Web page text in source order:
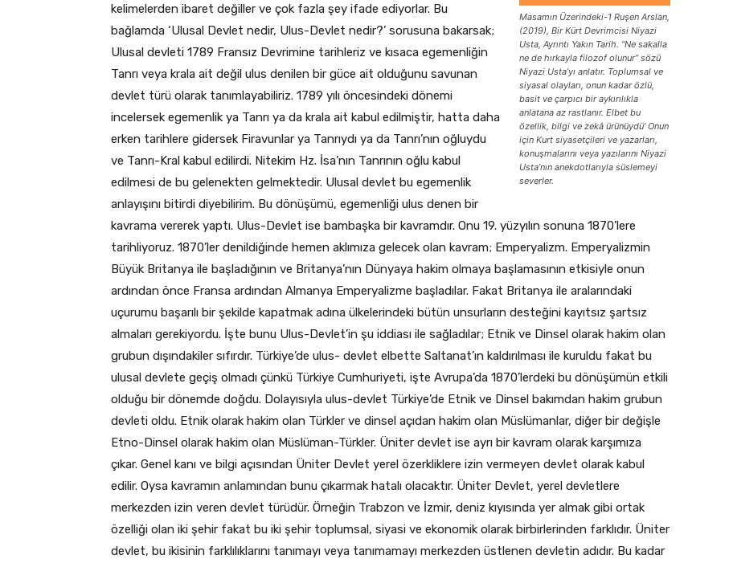
Masamın Üzerindeki-1 Ruşen Arslan,
(2019), Bir Kürt Devrimcisi Niyazi
Usta, Ayrıntı Yakın Tarih. “Ne sakalla
ne de hırkayla filozof olunur” sözü
Niyazi Usta’yı anlatır. Toplumsal ve
siyasal olayları, onun kadar özlü,
basit ve çarpıcı bir aykırılıkla
anlatana az rastlanır. Elbet bu
özellik, bilgi ve zekâ ürünüydü’ Onun
için Kurt siyasetçileri ve yazarları,
konuşmalarını veya yazılarını Niyazi
Usta’nın anekdotlarıyla süslemeyi
severler.
kelimelerden ibaret değiller ve çok fazla şey ifade ediyorlar. Bu
bağlamda ‘Ulusal Devlet nedir, Ulus-Devlet nedir?’ sorusuna bakarsak;
Ulusal devleti 1789 Fransız Devrimine tarihleriz ve kısaca egemenliğin
Tanrı veya krala ait değil ulus denilen bir güce ait olduğunu savunan
devlet türü olarak tanımlayabiliriz. 1789 yılı öncesindeki dönemi
incelersek egemenlik ya Tanrı ya da krala ait kabul edilmiştir, hatta daha
erken tarihlere gidersek Firavunlar ya Tanrıydı ya da Tanrı’nın oğluydu
ve Tanrı-Kral kabul edilirdi. Nitekim Hz. İsa’nın Tanrının oğlu kabul
edilmesi de bu gelenekten gelmektedir. Ulusal devlet bu egemenlik
anlayışını bitirdi diyebilirim. Bu dönüşümü, egemenliği ulus denen bir
kavrama vererek yaptı. Ulus-Devlet ise bambaşka bir kavramdır. Onu 19. yüzyılın sonuna 1870’lere
tarihliyoruz. 1870’ler denildiğinde hemen aklımıza gelecek olan kavram; Emperyalizm. Emperyalizmin
Büyük Britanya ile başladığının ve Britanya’nın Dünyaya hakim olmaya başlamasının etkisiyle onun
ardından önce Fransa ardından Almanya Emperyalizme başladılar. Fakat Britanya ile aralarındaki
uçurumu başarılı bir şekilde kapatmak adına ülkelerindeki bütün unsurların desteğini kayıtsız şartsız
almaları gerekiyordu. İşte bunu Ulus-Devlet’in şu iddiası ile sağladılar; Etnik ve Dinsel olarak hakim olan
grubun dışındakiler sıfırdır. Türkiye’de ulus- devlet elbette Saltanat’ın kaldırılması ile kuruldu fakat bu
ulusal devlete geçiş olmadı çünkü Türkiye Cumhuriyeti, işte Avrupa’da 1870’lerdeki bu dönüşümün etkili
olduğu bir dönemde doğdu. Dolayısıyla ulus-devlet Türkiye’de Etnik ve Dinsel bakımdan hakim grubun
devleti oldu. Etnik olarak hakim olan Türkler ve dinsel açıdan hakim olan Müslümanlar, diğer bir değişle
Etno-Dinsel olarak hakim olan Müslüman-Türkler. Üniter devlet ise ayrı bir kavram olarak karşımıza
çıkar. Genel kanı ve bilgi açısından Üniter Devlet yerel özerkliklere izin vermeyen devlet olarak kabul
edilir. Oysa kavramın anlamından bunu çıkarmak hatalı olacaktır. Üniter Devlet, yerel devletlere
merkezden izin veren devlet türüdür. Örneğin Trabzon ve İzmir, deniz kıyısında yer almak gibi ortak
özelliği olan iki şehir fakat bu iki şehir toplumsal, siyasi ve ekonomik olarak birbirlerinden farklıdır. Üniter
devlet, bu ikisinin farklılıklarını tanımayı veya tanımamayı merkezden üstlenen devletin adıdır. Bu kadar